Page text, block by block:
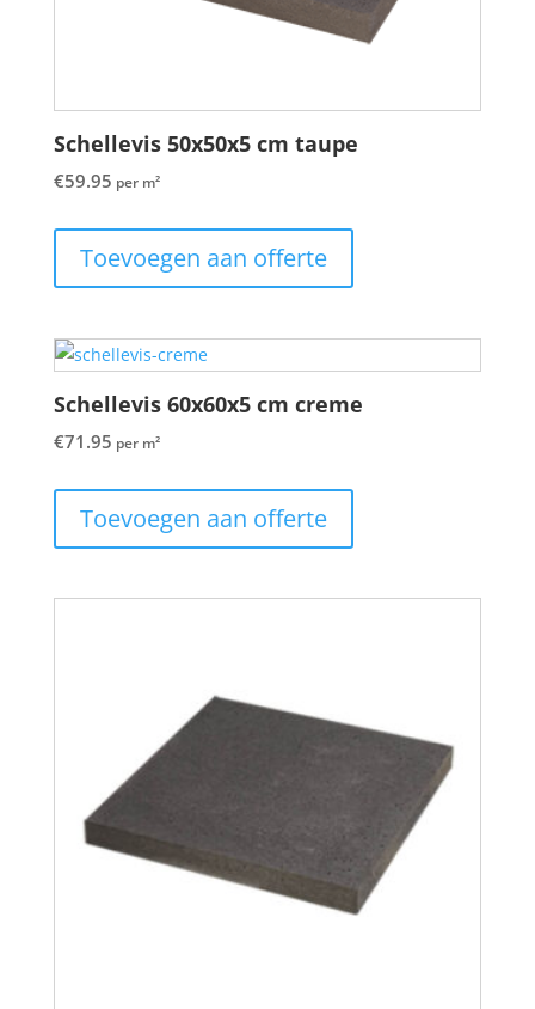
Schellevis 50x50x5 cm taupe
€59.95 per m²
Toevoegen aan offerte
Schellevis 60x60x5 cm creme
€71.95 per m²
Toevoegen aan offerte